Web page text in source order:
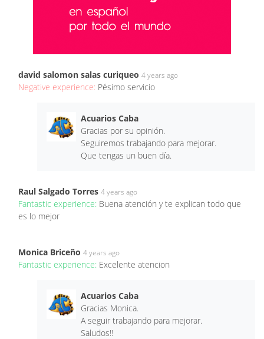
david salomon salas curiqueo 4 years ago
Negative experience: Pésimo servicio
Acuarios Caba
Gracias por su opinión.
Seguiremos trabajando para mejorar.
Que tengas un buen día.
Raul Salgado Torres 4 years ago
Fantastic experience: Buena atención y te explican todo que
es lo mejor
Monica Briceño 4 years ago
Fantastic experience: Excelente atencion
Acuarios Caba
Gracias Monica.
A seguir trabajando para mejorar.
Saludos!!